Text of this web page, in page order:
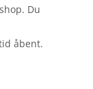
Du
åbent.